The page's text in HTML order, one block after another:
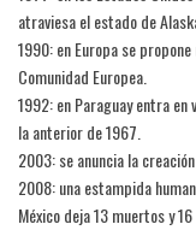
atraviesa el estado de
1990: en Europa se
Comunidad Europea.
1992: en Paraguay entra
la anterior de 1967.
2003: se anuncia la
2008: una estampida
México deja 13 muertos y